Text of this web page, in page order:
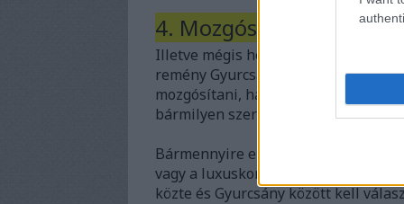
4. Mozgósítja a Fideszt.
Illetve mégis hoz szavazatot, csak a
remény Gyurcsánnyal átcsábítani
mozgósítani, ha a volt
bármilyen szerepet vállal benne,
Bármennyire elégedetlen legyen is
vagy a luxuskormányzással, egy
közte és Gyurcsány között kell